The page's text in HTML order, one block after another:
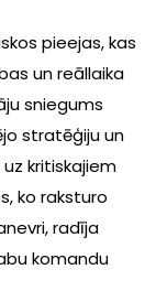
pieejas, kas
un reāllaika
sniegums
stratēģiju un
kritiskajiem
ko raksturo
radīja
komandu